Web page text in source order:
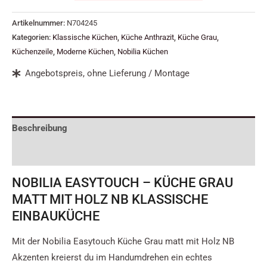
Artikelnummer: N704245
Kategorien: Klassische Küchen, Küche Anthrazit, Küche Grau,
Küchenzeile, Moderne Küchen, Nobilia Küchen
Angebotspreis, ohne Lieferung / Montage
Beschreibung
NOBILIA EASYTOUCH – KÜCHE GRAU
MATT MIT HOLZ NB KLASSISCHE
EINBAUKÜCHE
Mit der Nobilia Easytouch Küche Grau matt mit Holz NB
Akzenten kreierst du im Handumdrehen ein echtes